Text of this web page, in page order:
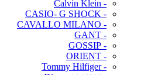
- Calvin Klein
- CASIO- G SHOCK
- CAVALLO MILANO
- GANT
- GOSSIP
- ORIENT
- Tommy Hilfiger